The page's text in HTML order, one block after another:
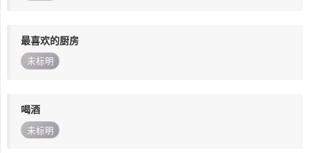
最喜欢的厨房
未标明
喝酒
未标明